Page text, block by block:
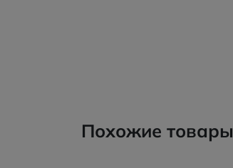
Похожие товары